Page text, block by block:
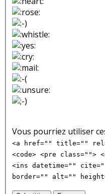
Vous pourriez utiliser
<a href="" title=""
<code> <pre class="">
<ins datetime=""
border="" alt=""